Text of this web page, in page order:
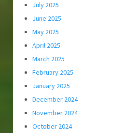
July 2025
June 2025
May 2025
April 2025
March 2025
February 2025
January 2025
December 2024
November 2024
October 2024